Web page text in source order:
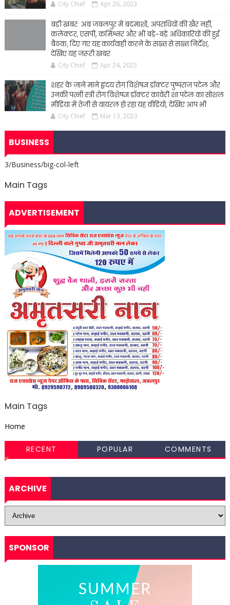
City Chief Apr 26, 2023
बड़ी खबर: अब जबलपुर में बदमाशों, अपराधियों की खैर नहीं,
कलेक्टर, एसपी, कमिश्नर और भी बड़े-बड़े अधिकारियों की हुई
बैठक, दिए गए यह कार्यवाही करने के सख्त से सख्त निर्देश,
देखिए यह जरूरी खबर
City Chief Apr 24, 2023
शहर के जाने माने हृदय रोग विशेषज्ञ डॉक्टर पुष्पराज पटेल और
उनकी पत्नी स्त्री रोग विशेषज्ञ डॉक्टर कावेरी शा पटेल का सोशल
मीडिया में तेजी से वायरल हो रहा यह वीडियो, देखिए आप भी
City Chief Mar 13, 2023
BUSINESS
3/Business/big-col-left
Main Tags
ADVERTISEMENT
Main Tags
Home
RECENT POPULAR COMMENTS
ARCHIVE
SPONSOR